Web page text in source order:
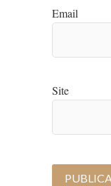
Email
Site